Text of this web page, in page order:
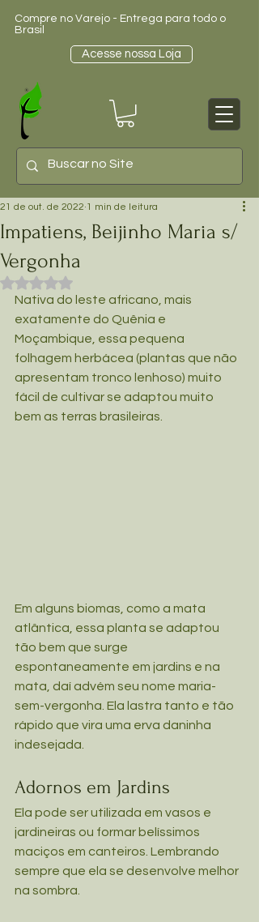
Compre no Varejo - Entrega para todo o
Brasil
Acesse nossa Loja
Impatiens, Beijinho Maria s/
Vergonha
21 de out. de 2022 1 min de leitura
Avaliado com NaN de 5 estrelas.
Nativa do leste africano, mais
exatamente do Quênia e
Moçambique, essa pequena
folhagem herbácea (plantas que não
apresentam tronco lenhoso) muito
fácil de cultivar se adaptou muito
bem as terras brasileiras.
Em alguns biomas, como a mata
atlântica, essa planta se adaptou
tão bem que surge
espontaneamente em jardins e na
mata, daí advém seu nome maria-
sem-vergonha. Ela lastra tanto e tão
rápido que vira uma erva daninha
indesejada.
Adornos em Jardins
Ela pode ser utilizada em vasos e
jardineiras ou formar belíssimos
maciços em canteiros. Lembrando
sempre que ela se desenvolve melhor
na sombra.